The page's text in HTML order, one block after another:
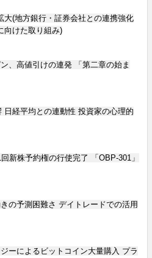
大(地方銀行・証券会社との連携強化
向けた取り組み)
、高値引けの連発 「第二章の始ま
経平均との連動性 投資家の心理的
新株予約権の行使完了 「OBP-301」
の予測困難さ デイトレードでの活用
ーによるビットコイン大量購入 プラ